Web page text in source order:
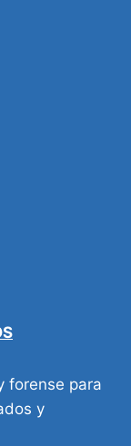
forense para
y